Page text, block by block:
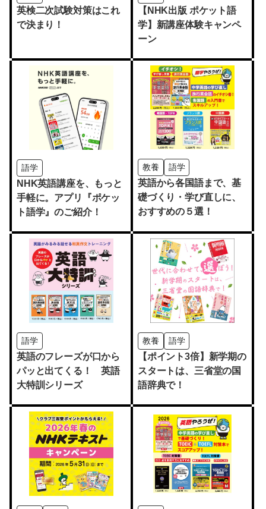
英検二次試験対策はこれ
で決まり！
【NHK出版 ポケット語
学】新講座体験キャンペ
ーン
語学
NHK英語講座を、もっと
手軽に。アプリ『ポケッ
ト語学』のご紹介！
教養 語学
英語から各国語まで、基
礎づくり・学び直しに、
おすすめの５選！
語学
英語のフレーズが口から
パッと出てくる！ 英語
大特訓シリーズ
教養 語学
【ポイント3倍】新学期の
スタートは、三省堂の国
語辞典で！